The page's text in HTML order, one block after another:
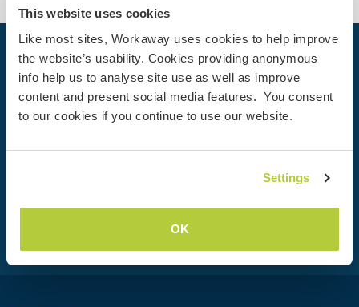
This website uses cookies
Like most sites, Workaway uses cookies to help improve
the website’s usability. Cookies providing anonymous
info help us to analyse site use as well as improve
content and present social media features. You consent
to our cookies if you continue to use our website.
Settings
OK
Votre prochaine aventure commence
aujourd’hui
Rejoignez dès aujourd’hui la communauté Workaway et
000 opportunités aux quatre coins du monde.